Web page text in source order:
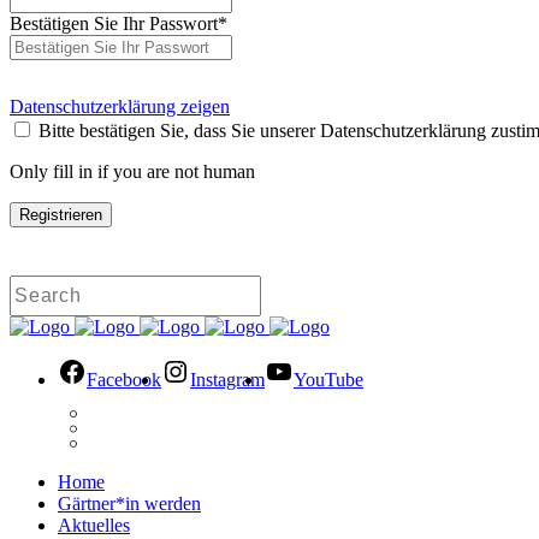
Bestätigen Sie Ihr Passwort*
Datenschutzerklärung zeigen
Bitte bestätigen Sie, dass Sie unserer Datenschutzerklärung
Only fill in if you are not human
Facebook Instagram YouTube
Home
Gärtner*in werden
Aktuelles